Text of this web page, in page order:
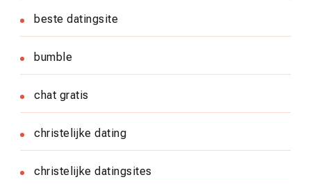
beste datingsite
bumble
chat gratis
christelijke dating
christelijke datingsites